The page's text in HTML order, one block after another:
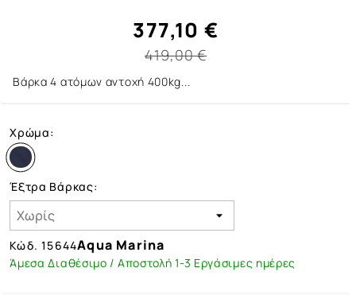
377,10 €
419,00 €
Βάρκα 4 ατόμων αντοχή 400kg...
Χρώμα:
Έξτρα Βάρκας:
Κώδ.15644Aqua Marina
Άμεσα Διαθέσιμο / Αποστολή 1-3 Εργάσιμες ημέρες